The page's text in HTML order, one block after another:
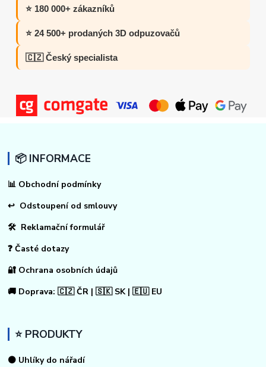
⭐ 180 000+ zákazníků
⭐ 24 500+ prodaných 3D odpuzovačů
🇨🇿 Český specialista
📦 INFORMACE
📊 Obchodní podmínky
↩ Odstoupení od smlouvy
🛠 Reklamační formulář
❓ Časté dotazy
🔐 Ochrana osobních údajů
🚚 Doprava: 🇨🇿 ČR | 🇸🇰 SK | 🇪🇺 EU
⭐ PRODUKTY
⚫ Uhlíky do nářadí